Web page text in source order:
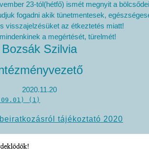
23-tól(hétfő) ismét megnyit a
fogadni akik tünetmentesek,
visszajelzésüket az étkeztetés miatt!
a megértését, türelmét!
Bozsák Szilvia
2020.11.20
(1)
tájékoztató 2020